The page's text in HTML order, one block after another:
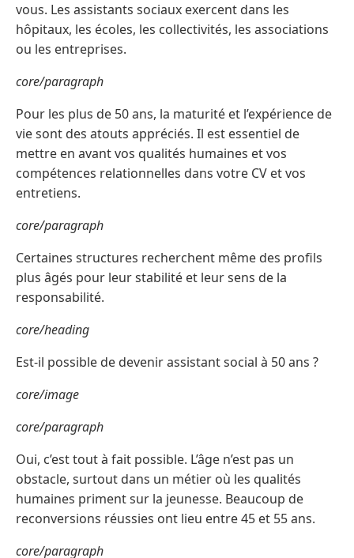
vous. Les assistants sociaux exercent dans les
hôpitaux, les écoles, les collectivités, les associations
ou les entreprises.
core/paragraph
Pour les plus de 50 ans, la maturité et l’expérience de
vie sont des atouts appréciés. Il est essentiel de
mettre en avant vos qualités humaines et vos
compétences relationnelles dans votre CV et vos
entretiens.
core/paragraph
Certaines structures recherchent même des profils
plus âgés pour leur stabilité et leur sens de la
responsabilité.
core/heading
Est-il possible de devenir assistant social à 50 ans ?
core/image
core/paragraph
Oui, c’est tout à fait possible. L’âge n’est pas un
obstacle, surtout dans un métier où les qualités
humaines priment sur la jeunesse. Beaucoup de
reconversions réussies ont lieu entre 45 et 55 ans.
core/paragraph